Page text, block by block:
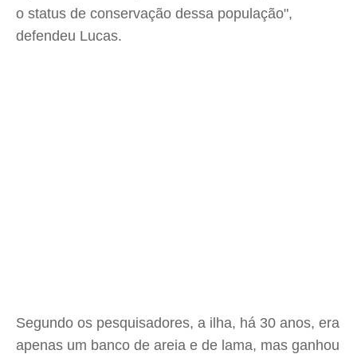
o status de conservação dessa população",
defendeu Lucas.
Segundo os pesquisadores, a ilha, há 30 anos, era
apenas um banco de areia e de lama, mas ganhou